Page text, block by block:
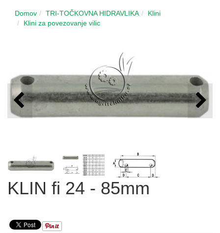
Domov TRI-TOČKOVNA HIDRAVLIKA
Klini
Klini za povezovanje vilic
KLIN fi 24 - 85mm